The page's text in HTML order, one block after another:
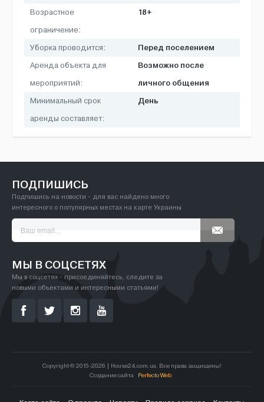
Возрастное
ограничение:
18+
Уборка проводится: Перед поселением
Аренда объекта для
мероприятий:
Возможно после
личного общения
Минимальный срок
аренды составляет:
День
ПОДПИШИСЬ
Подпишись на новости - для вас найдено много
интересного о популярных местах на карте Украины
МЫ В СОЦСЕТЯХ
Мы в соцсетях - присоединяйтесь, следите за
новыми объектами и интересными статьями!
Copyright © 2015-2026 | House24.com.ua. Все права защищены!
Создание сайта
Perfecto Web